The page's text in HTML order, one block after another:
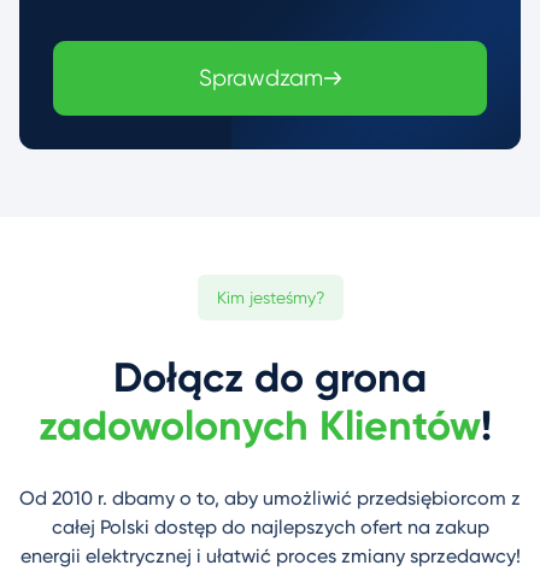
Sprawdzam
Kim jesteśmy?
Dołącz do grona
zadowolonych Klientów!
Od 2010 r. dbamy o to, aby umożliwić przedsiębiorcom z
całej Polski dostęp do najlepszych ofert na zakup
energii elektrycznej i ułatwić proces zmiany sprzedawcy!